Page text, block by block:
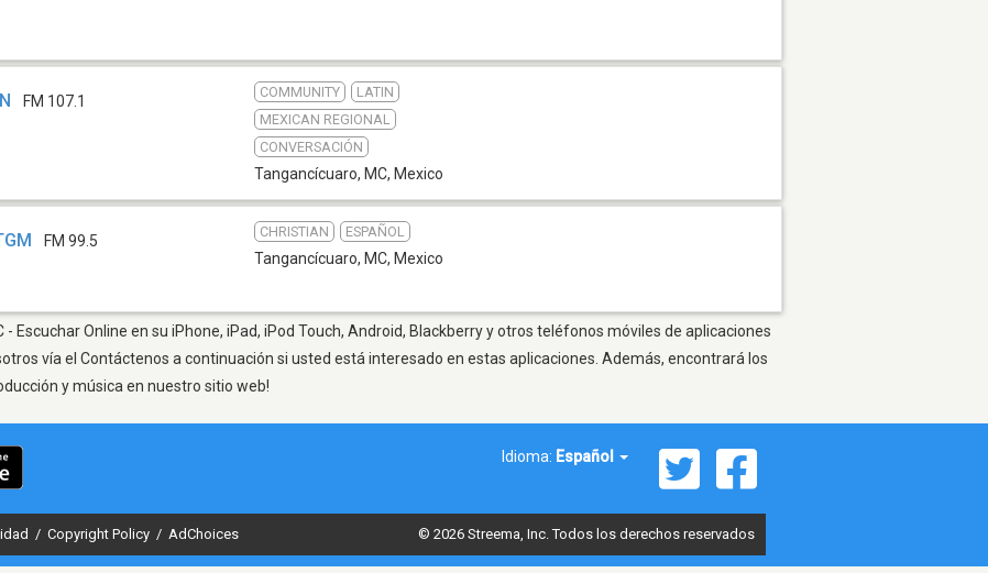
FM 107.1
COMMUNITY
LATIN
MEXICAN REGIONAL
CONVERSACIÓN
Tangancícuaro, MC, Mexico
FM 99.5
CHRISTIAN ESPAÑOL
Tangancícuaro, MC, Mexico
Escuchar Online en su iPhone, iPad, iPod Touch, Android, Blackberry y otros teléfonos móviles de aplicaciones
vía el Contáctenos a continuación si usted está interesado en estas aplicaciones. Además, encontrará los
y música en nuestro sitio web!
Idioma: Español
/ Copyright Policy / AdChoices © 2026 Streema, Inc. Todos los derechos reservados